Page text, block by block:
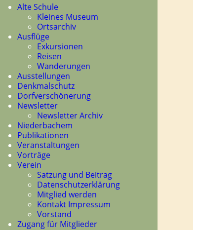
Navigation
überspringen
Alte Schule
Kleines Museum
Ortsarchiv
Ausflüge
Exkursionen
Reisen
Wanderungen
Ausstellungen
Denkmalschutz
Dorfverschönerung
Newsletter
Newsletter Archiv
Niederbachem
Publikationen
Veranstaltungen
Vorträge
Verein
Satzung und Beitrag
Datenschutzerklärung
Mitglied werden
Kontakt Impressum
Vorstand
Zugang für Mitglieder